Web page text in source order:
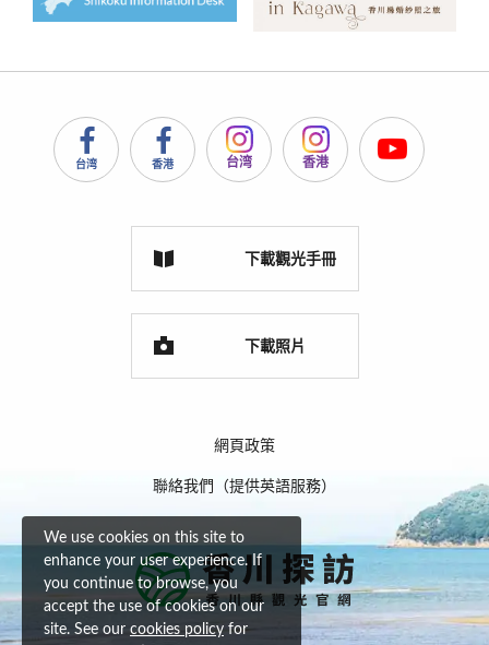
台湾 香港 台湾 香港
下載觀光手冊
下載照片
網頁政策
聯絡我們（提供英語服務）
We use cookies on this site to
enhance your user experience. If
you continue to browse, you
accept the use of cookies on our
site. See our cookies policy for